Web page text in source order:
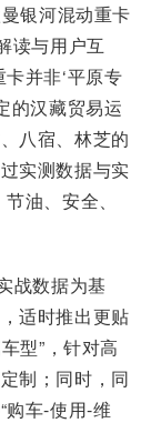
银河混动重卡
读与用户互
并非‘平原专
的汉藏贸易运
八宿、林芝的
实测数据与实
油、安全、
战数据为基
适时推出更贴
型”，针对高
制；同时，同
购车-使用-维